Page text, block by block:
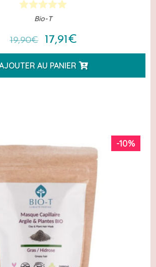
Bio-T
19,90€
Le
prix
initial
17,91€
prix
actuel
AU PANIER
-10%